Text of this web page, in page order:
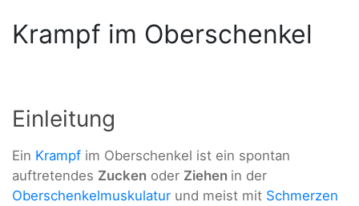
Krampf im Oberschenkel
Einleitung
Ein Krampf im Oberschenkel ist ein spontan
auftretendes Zucken oder Ziehen in der
Oberschenkelmuskulatur und meist mit Schmerzen